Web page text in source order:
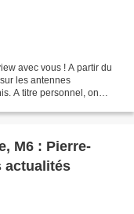
avec vous ! A partir du
les antennes
A titre personnel, on
M6 : Pierre-
actualités